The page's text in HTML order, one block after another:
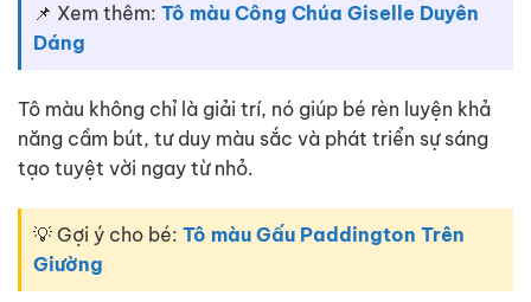
📌 Xem thêm: Tô màu Công Chúa Giselle Duyên
Dáng
Tô màu không chỉ là giải trí, nó giúp bé rèn luyện khả
năng cầm bút, tư duy màu sắc và phát triển sự sáng
tạo tuyệt vời ngay từ nhỏ.
💡 Gợi ý cho bé: Tô màu Gấu Paddington Trên
Giường